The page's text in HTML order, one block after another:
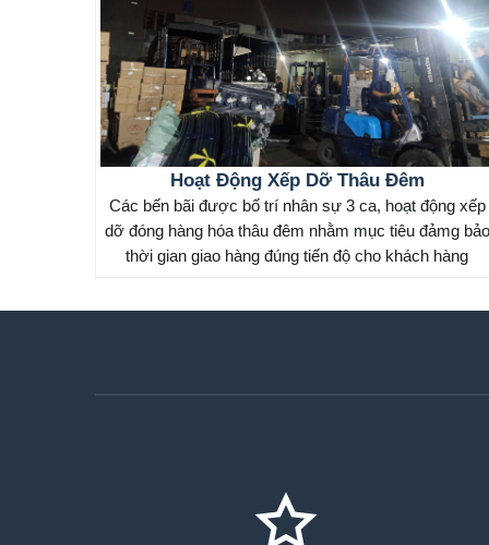
Hoạt Động Xếp Dỡ Thâu Đêm
Các bến bãi được bố trí nhân sự 3 ca, hoạt động xếp
dỡ đóng hàng hóa thâu đêm nhằm mục tiêu đảmg bảo
thời gian giao hàng đúng tiến độ cho khách hàng